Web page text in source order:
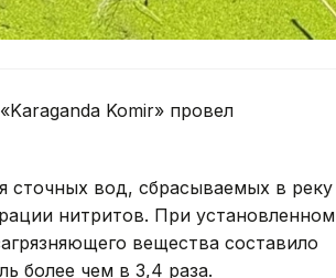
Komir» провел
сточных вод, сбрасываемых в реку
нитритов. При установленном
вещества составило
более чем в 3,4 раза.